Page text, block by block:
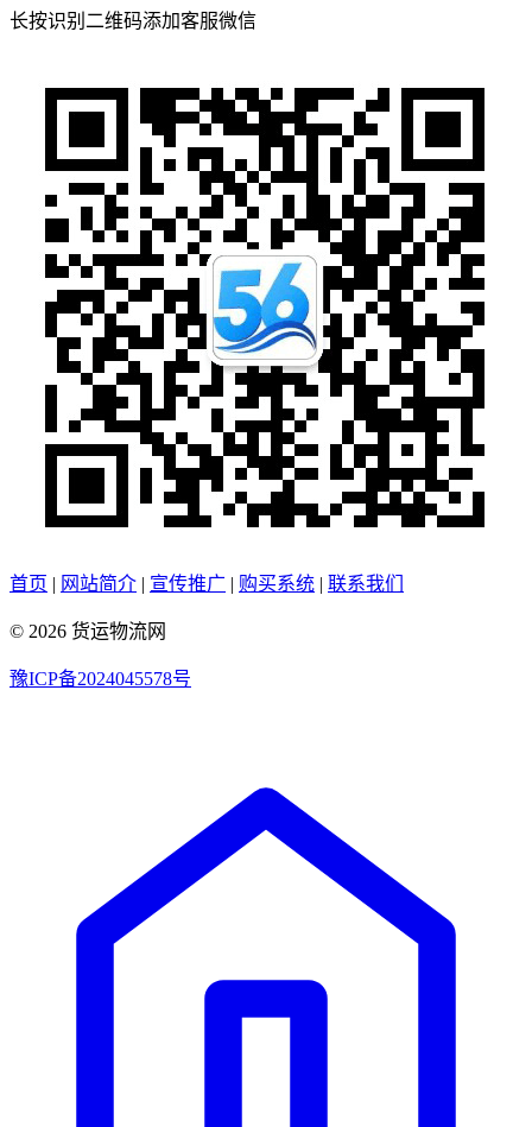
长按识别二维码添加客服微信
首页 | 网站简介 | 宣传推广 | 购买系统 | 联系我们
© 2026 货运物流网
豫ICP备2024045578号